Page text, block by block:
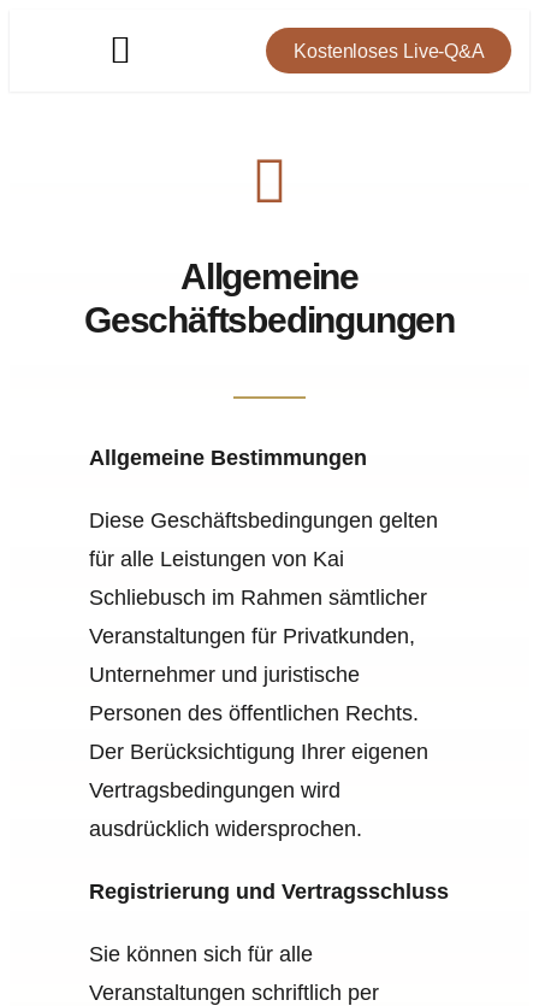
Kostenloses Live-Q&A
Allgemeine
Geschäftsbedingungen
Allgemeine Bestimmungen
Diese Geschäftsbedingungen gelten
für alle Leistungen von Kai
Schliebusch im Rahmen sämtlicher
Veranstaltungen für Privatkunden,
Unternehmer und juristische
Personen des öffentlichen Rechts.
Der Berücksichtigung Ihrer eigenen
Vertragsbedingungen wird
ausdrücklich widersprochen.
Registrierung und Vertragsschluss
Sie können sich für alle
Veranstaltungen schriftlich per